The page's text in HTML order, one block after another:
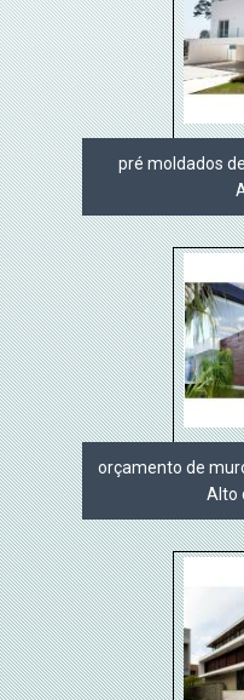
pré moldados
orçamento de
Alto